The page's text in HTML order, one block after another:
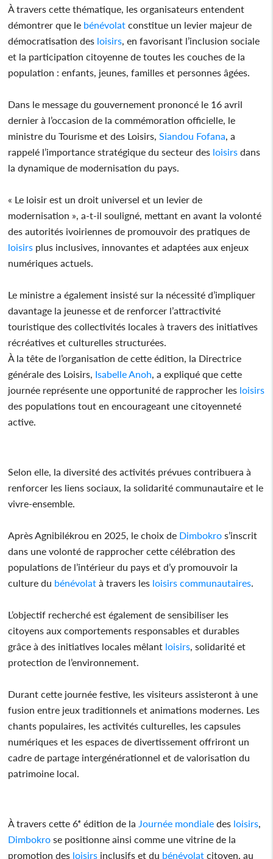
À travers cette thématique, les organisateurs entendent
démontrer que le bénévolat constitue un levier majeur de
démocratisation des loisirs , en favorisant l’inclusion sociale
et la participation citoyenne de toutes les couches de la
population : enfants, jeunes, familles et personnes âgées.
Dans le message du gouvernement prononcé le 16 avril
dernier à l’occasion de la commémoration officielle, le
ministre du Tourisme et des Loisirs, Siandou Fofana , a
rappelé l’importance stratégique du secteur des loisirs dans
la dynamique de modernisation du pays.
« Le loisir est un droit universel et un levier de
modernisation », a-t-il souligné, mettant en avant la volonté
des autorités ivoiriennes de promouvoir des pratiques de
loisirs plus inclusives, innovantes et adaptées aux enjeux
numériques actuels.
Le ministre a également insisté sur la nécessité d’impliquer
davantage la jeunesse et de renforcer l’attractivité
touristique des collectivités locales à travers des initiatives
récréatives et culturelles structurées.
À la tête de l’organisation de cette édition, la Directrice
générale des Loisirs, Isabelle Anoh , a expliqué que cette
journée représente une opportunité de rapprocher les loisirs
des populations tout en encourageant une citoyenneté
active.
Selon elle, la diversité des activités prévues contribuera à
renforcer les liens sociaux, la solidarité communautaire et le
vivre-ensemble.
Après Agnibilékrou en 2025, le choix de Dimbokro s’inscrit
dans une volonté de rapprocher cette célébration des
populations de l’intérieur du pays et d’y promouvoir la
culture du bénévolat à travers les loisirs communautaires
L’objectif recherché est également de sensibiliser les
citoyens aux comportements responsables et durables
grâce à des initiatives locales mêlant loisirs , solidarité et
protection de l’environnement.
Durant cette journée festive, les visiteurs assisteront à une
fusion entre jeux traditionnels et animations modernes. Les
chants populaires, les activités culturelles, les capsules
numériques et les espaces de divertissement offriront un
cadre de partage intergénérationnel et de valorisation du
patrimoine local.
À travers cette 6ᵉ édition de la Journée mondiale des loisirs
Dimbokro se positionne ainsi comme une vitrine de la
promotion des loisirs inclusifs et du bénévolat citoyen, au